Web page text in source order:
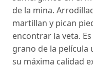
de la mina.
martillan y pican
encontrar la veta.
grano de la película
su máxima calidad